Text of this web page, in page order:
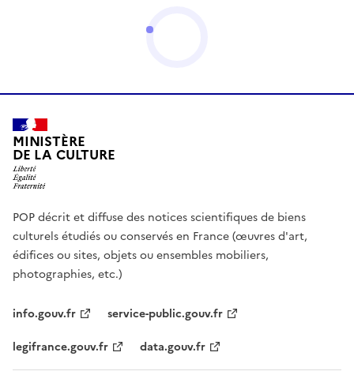
MINISTÈRE
DE LA CULTURE
POP décrit et diffuse des notices scientifiques de biens
culturels étudiés ou conservés en France (œuvres d'art,
édifices ou sites, objets ou ensembles mobiliers,
photographies, etc.)
info.gouv.fr
service-public.gouv.fr
legifrance.gouv.fr
data.gouv.fr